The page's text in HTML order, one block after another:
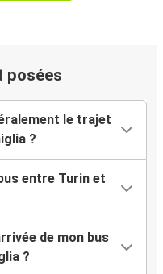
posées
le trajet
?
entre Turin et
de mon bus
?